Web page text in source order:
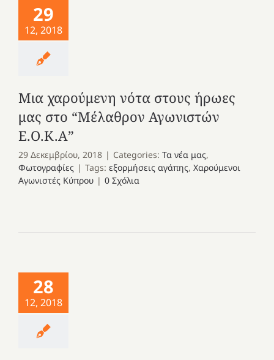
29
12, 2018
Μια χαρούμενη νότα στους ήρωες
μας στο “Μέλαθρον Αγωνιστών
Ε.Ο.Κ.Α”
29 Δεκεμβρίου, 2018 | Categories: Τα νέα μας,
Φωτογραφίες | Tags: εξορμήσεις αγάπης, Χαρούμενοι
Αγωνιστές Κύπρου | 0 Σχόλια
28
12, 2018